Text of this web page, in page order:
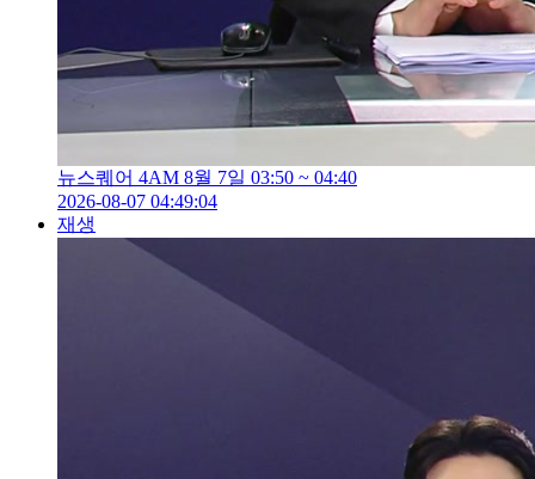
뉴스퀘어 4AM 8월 7일 03:50 ~ 04:40
2026-08-07 04:49:04
재생